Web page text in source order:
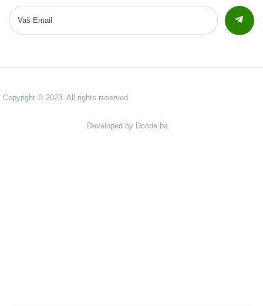
Copyright © 2023. All rights reserved.
Developed by Dcode.ba